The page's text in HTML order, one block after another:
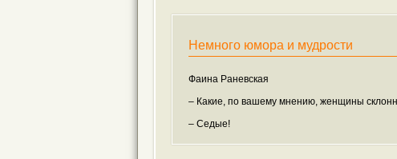
Немного юмора и мудрости
Фаина Раневская
– Какие, по вашему мнению, женщины
– Седые!